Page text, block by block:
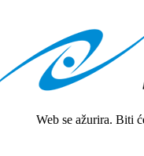
Web se ažurira. Biti